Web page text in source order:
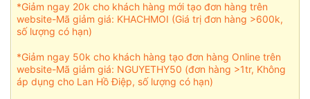
*Giảm ngay 20k cho khách hàng mới tạo đơn hàng trên
website-Mã giảm giá: KHACHMOI (Giá trị đơn hàng >600k,
số lượng có hạn)
*Giảm ngay 50k cho khách hàng tạo đơn hàng Online trên
website-Mã giảm giá: NGUYETHY50 (đơn hàng >1tr, Không
áp dụng cho Lan Hồ Điệp, số lượng có hạn)